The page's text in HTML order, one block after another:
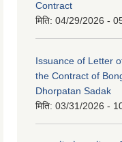
Contract
मिति: 04/29/2026 -
Issuance of Letter
the Contract of
Dhorpatan Sadak
मिति: 03/31/2026 -